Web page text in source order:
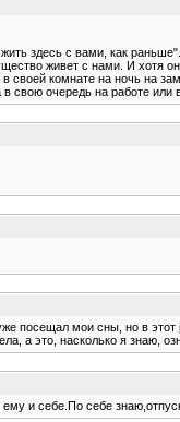
здесь с вами, как
живет с нами. И хотя он
комнате на ночь на
очередь на работе или в
посещал мои сны, но в
а это, насколько я знаю,
и себе.По себе